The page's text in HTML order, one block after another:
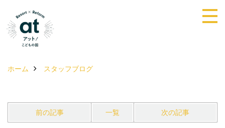
ホーム スタッフブログ
前の記事 一覧 次の記事